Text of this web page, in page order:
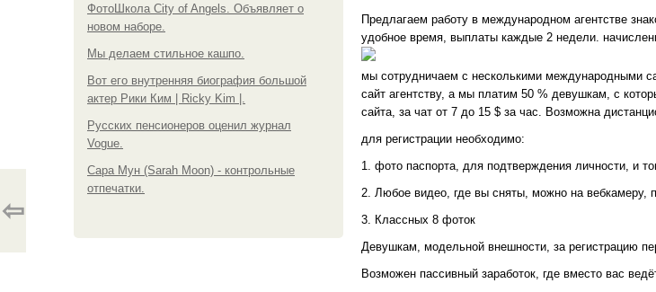
ФотоШкола City of Angels. Объявляет о
новом наборе.
Мы делаем стильное кашпо.
Вот его внутренняя биография большой
актер Рики Ким | Ricky Kim |.
Русских пенсионеров оценил журнал
Vogue.
Сара Мун (Sarah Moon) - контрольные
отпечатки.
Предлагаем работу в международном агентстве
удобное время, выплаты каждые 2 недели.
мы сотрудничаем с несколькими международными
сайт агентству, а мы платим 50 % девушкам, с
сайта, за чат от 7 до 15 $ за час. Возможна
для регистрации необходимо:
1. фото паспорта, для подтверждения личности, и
2. Любое видео, где вы сняты, можно на вебкамеру,
3. Классных 8 фоток
Девушкам, модельной внешности, за регистрацию
Возможен пассивный заработок, где вместо вас
⇦